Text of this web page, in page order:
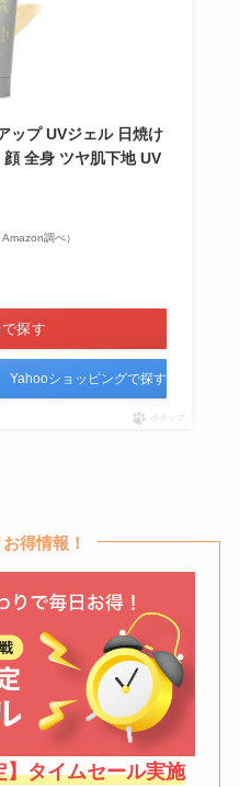
い値段で売ってる店はど
エルシア・マツキヨ？
のヘアミルクはドラッグ
売ってる？取扱店や値段
える？
ップ UVジェル 日焼け
全身 ツヤ肌下地 UV
調べ）
探す
Yahooショッピングで探す
ポチップ
得情報！
タイムセール実施